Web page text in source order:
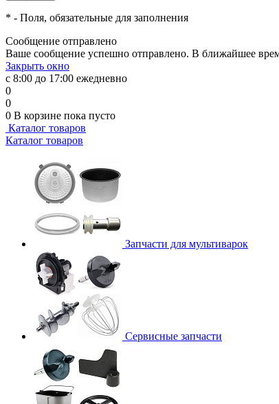
* - Поля, обязательные для заполнения
Сообщение отправлено
Ваше сообщение успешно отправлено. В ближайшее
Закрыть окно
с 8:00 до 17:00 ежедневно
0
0
0 В корзине пока пусто
Каталог товаров
Каталог товаров
Запчасти для мультиварок
Сервисные запчасти